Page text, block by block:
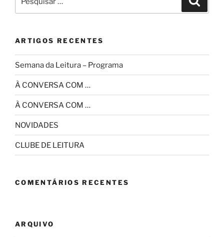
por:
ARTIGOS RECENTES
Semana da Leitura – Programa
À CONVERSA COM …
À CONVERSA COM …
NOVIDADES
CLUBE DE LEITURA
COMENTÁRIOS RECENTES
ARQUIVO